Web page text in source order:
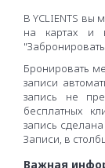
В YCLIENTS вы
на картах и
Бронировать
записи
запись не
бесплатных
запись
Записи, в
Важная